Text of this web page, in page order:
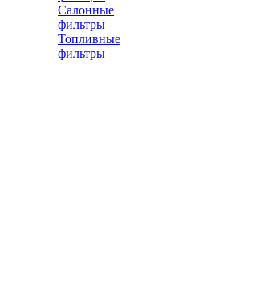
Салонные
фильтры
Топливные
фильтры